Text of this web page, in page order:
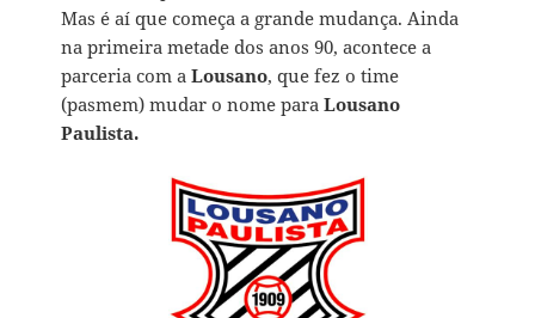
Mas é aí que começa a grande mudança. Ainda
na primeira metade dos anos 90, acontece a
parceria com aLousano, que fez o time
(pasmem) mudar o nome paraLousano
Paulista.